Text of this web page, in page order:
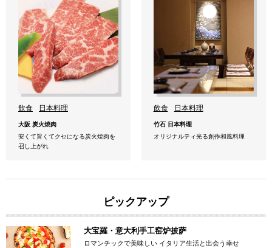
飲食 日本料理
大阪 炭火焼肉
安くて旨くてクセになる炭火焼肉を
召し上がれ
飲食 日本料理
竹石 日本料理
オリジナルティ光る創作和風料理
ピックアップ
大宝羅・意大利手工窑炉披萨
ロマンチックで美味しい イタリア生活と出会う幸せ